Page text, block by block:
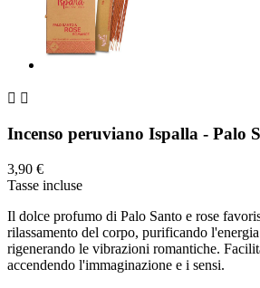
 
Incenso peruviano Ispalla - Palo
3,90 €
Tasse incluse
Il dolce profumo di Palo Santo e rose
rilassamento del corpo, purificando
rigenerando le vibrazioni romantiche.
accendendo l'immaginazione e i sensi.